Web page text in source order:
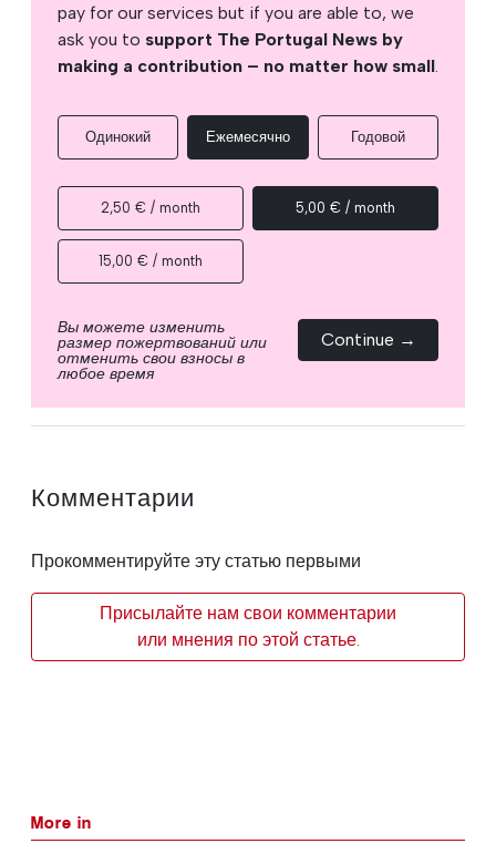
pay for our services but if you are able to, we
ask you to support The Portugal News by
making a contribution – no matter how small.
Одинокий Ежемесячно Годовой
2,50 € / month 5,00 € / month
15,00 € / month
Вы можете изменить
размер пожертвований или
отменить свои взносы в
любое время
Continue →
Комментарии
Прокомментируйте эту статью первыми
Присылайте нам свои комментарии
или мнения по этой статье.
More in